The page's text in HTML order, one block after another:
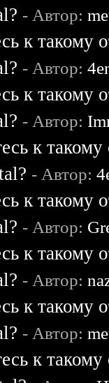
- Автор:
к такому
- Автор:
к такому
- Автор:
к
- Автор:
к такому
- Автор:
к такому
- Автор:
к такому
- Автор:
к